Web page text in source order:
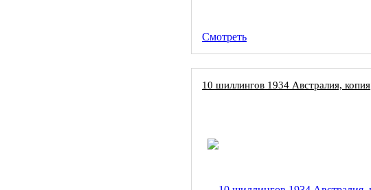
Смотреть
10 шиллингов 1934 Австралия, копия